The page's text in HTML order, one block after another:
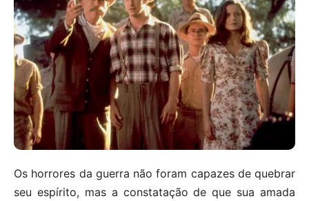
Os horrores da guerra não foram capazes de quebrar
seu espírito, mas a constatação de que sua amada